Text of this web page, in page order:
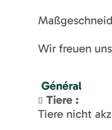
Wir freuen
Général
Tiere :
Tiere nicht